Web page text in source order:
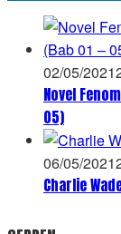
02/05/2021
Novel
05)
06/05/2021
Charlie